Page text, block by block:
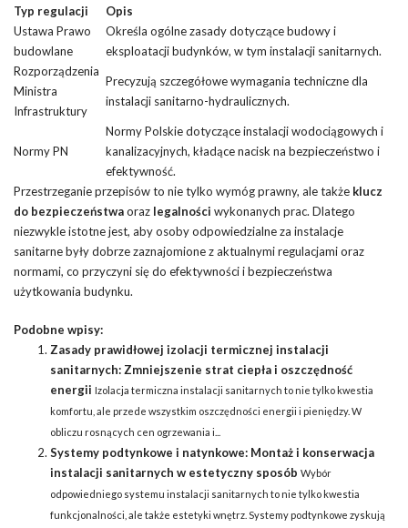
Typ regulacji
Opis
Ustawa Prawo
budowlane
Określa ogólne zasady dotyczące budowy i
eksploatacji budynków, w tym instalacji sanitarnych.
Rozporządzenia
Ministra
Infrastruktury
Precyzują szczegółowe wymagania techniczne dla
instalacji sanitarno-hydraulicznych.
Normy PN
Normy Polskie dotyczące instalacji wodociągowych i
kanalizacyjnych, kładące nacisk na bezpieczeństwo i
efektywność.
Przestrzeganie przepisów to nie tylko wymóg prawny, ale także klucz
do bezpieczeństwaoraz legalności wykonanych prac. Dlatego
niezwykle istotne jest, aby osoby odpowiedzialne za instalacje
sanitarne były dobrze zaznajomione z aktualnymi regulacjami oraz
normami, co przyczyni się do efektywności i bezpieczeństwa
użytkowania budynku.
Podobne wpisy:
Zasady prawidłowej izolacji termicznej instalacji
sanitarnych: Zmniejszenie strat ciepła i oszczędność
energii Izolacja termiczna instalacji sanitarnych to nie tylko kwestia
komfortu, ale przede wszystkim oszczędności energii i pieniędzy. W
obliczu rosnących cen ogrzewania i...
Systemy podtynkowe i natynkowe: Montaż i konserwacja
instalacji sanitarnych w estetyczny sposób Wybór
odpowiedniego systemu instalacji sanitarnych to nie tylko kwestia
funkcjonalności, ale także estetyki wnętrz. Systemy podtynkowe zyskują